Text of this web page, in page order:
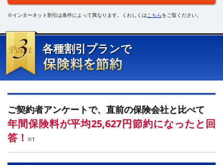
インターネット割引は条件によって異なります。くわしくは こちらをご覧ください。
各種割引プランで
保険料を節約
ご契約者アンケートで、直前の保険会社と比べて
年間保険料が平均25,627円節約になったと回
答！ ※1